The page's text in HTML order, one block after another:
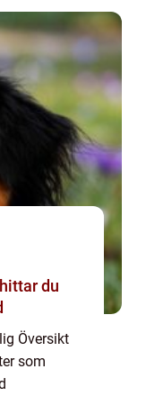
Översikt
som